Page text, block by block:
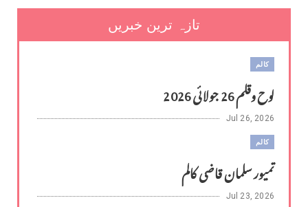
تازہ ترین خبریں
کالم
لوح وقلم 26 جولائی 2026
Jul 26, 2026
کالم
تمیور سلمان قاضی کالم
Jul 23, 2026